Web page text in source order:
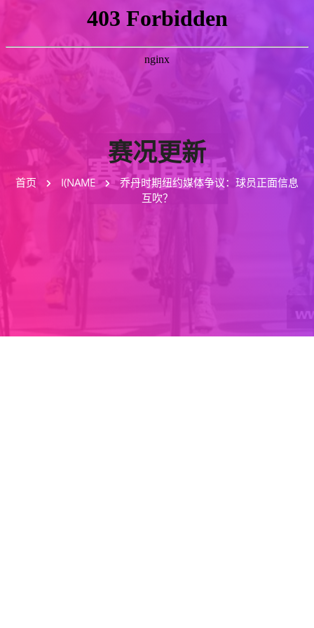
赛况更新
首页 I(NAME
乔丹时期纽约媒体争议：球员正面信息
互吹？